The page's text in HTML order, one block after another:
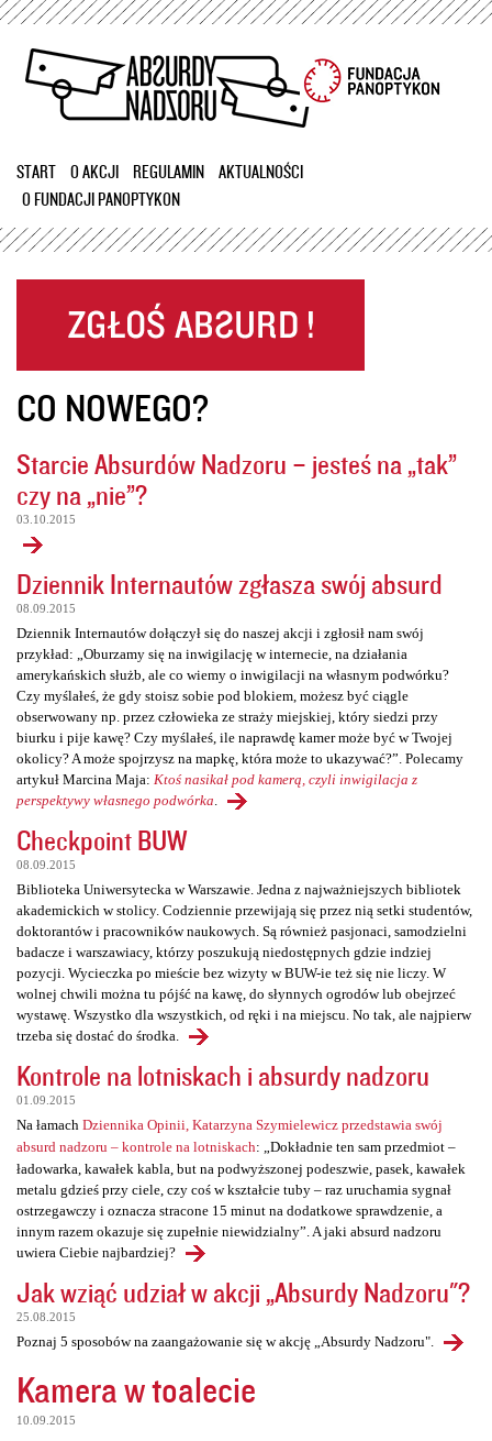
Przejdź
treści
START O AKCJI REGULAMIN
AKTUALNOŚCI
O FUNDACJI PANOPTYKON
CO NOWEGO?
Starcie Absurdów Nadzoru – jesteś na „tak”
czy na „nie”?
03.10.2015
Dziennik Internautów zgłasza swój absurd
08.09.2015
Dziennik Internautów dołączył się do naszej akcji i zgłosił nam swój
przykład: „Oburzamy się na inwigilację w internecie, na działania
amerykańskich służb, ale co wiemy o inwigilacji na własnym podwórku?
Czy myślałeś, że gdy stoisz sobie pod blokiem, możesz być ciągle
obserwowany np. przez człowieka ze straży miejskiej, który siedzi przy
biurku i pije kawę? Czy myślałeś, ile naprawdę kamer może być w Twojej
okolicy? A może spojrzysz na mapkę, która może to ukazywać?”. Polecamy
artykuł Marcina Maja: Ktoś nasikał pod kamerą, czyli inwigilacja z
perspektywy własnego podwórka
Checkpoint BUW
08.09.2015
Biblioteka Uniwersytecka w Warszawie. Jedna z najważniejszych bibliotek
akademickich w stolicy. Codziennie przewijają się przez nią setki studentów,
doktorantów i pracowników naukowych. Są również pasjonaci, samodzielni
badacze i warszawiacy, którzy poszukują niedostępnych gdzie indziej
pozycji. Wycieczka po mieście bez wizyty w BUW-ie też się nie liczy. W
wolnej chwili można tu pójść na kawę, do słynnych ogrodów lub obejrzeć
wystawę. Wszystko dla wszystkich, od ręki i na miejscu. No tak, ale najpierw
trzeba się dostać do środka.
Kontrole na lotniskach i absurdy nadzoru
01.09.2015
Na łamach Dziennika Opinii, Katarzyna Szymielewicz przedstawia swój
absurd nadzoru – kontrole na lotniskach: „Dokładnie ten sam przedmiot –
ładowarka, kawałek kabla, but na podwyższonej podeszwie, pasek, kawałek
metalu gdzieś przy ciele, czy coś w kształcie tuby – raz uruchamia sygnał
ostrzegawczy i oznacza stracone 15 minut na dodatkowe sprawdzenie, a
innym razem okazuje się zupełnie niewidzialny”. A jaki absurd nadzoru
uwiera Ciebie najbardziej?
Jak wziąć udział w akcji „Absurdy Nadzoru"?
25.08.2015
Poznaj 5 sposobów na zaangażowanie się w akcję „Absurdy Nadzoru".
Kamera w toalecie
10.09.2015